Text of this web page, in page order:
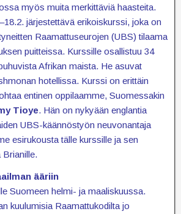
myös muita merkittäviä haasteita.
järjestettävä erikoiskurssi, joka on
Raamattuseurojen (UBS) tilaama
puitteissa. Kurssille osallistuu 34
Afrikan maista. He asuvat
hotellissa. Kurssi on erittäin
entinen oppilaamme, Suomessakin
Tioye. Hän on nykyään englantia
UBS-käännöstyön neuvonantaja
esirukousta tälle kurssille ja sen
Brianille.
ääriin
Suomeen helmi- ja maaliskuussa.
kuulumisia Raamattukodilta jo